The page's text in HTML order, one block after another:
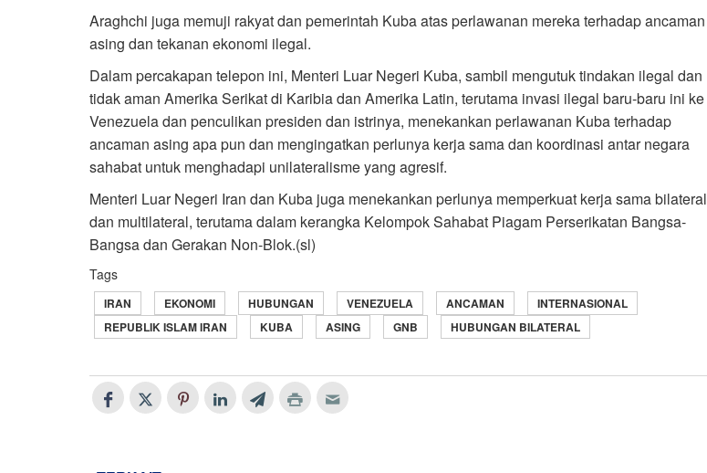
Araghchi juga memuji rakyat dan pemerintah Kuba atas perlawanan mereka terhadap ancaman
asing dan tekanan ekonomi ilegal.
Dalam percakapan telepon ini, Menteri Luar Negeri Kuba, sambil mengutuk tindakan ilegal dan
tidak aman Amerika Serikat di Karibia dan Amerika Latin, terutama invasi ilegal baru-baru ini ke
Venezuela dan penculikan presiden dan istrinya, menekankan perlawanan Kuba terhadap
ancaman asing apa pun dan mengingatkan perlunya kerja sama dan koordinasi antar negara
sahabat untuk menghadapi unilateralisme yang agresif.
Menteri Luar Negeri Iran dan Kuba juga menekankan perlunya memperkuat kerja sama bilateral
dan multilateral, terutama dalam kerangka Kelompok Sahabat Piagam Perserikatan Bangsa-
Bangsa dan Gerakan Non-Blok.(sl)
Tags
IRAN EKONOMI HUBUNGAN VENEZUELA ANCAMAN
INTERNASIONAL
REPUBLIK ISLAM IRAN
KUBA ASING GNB HUBUNGAN BILATERAL